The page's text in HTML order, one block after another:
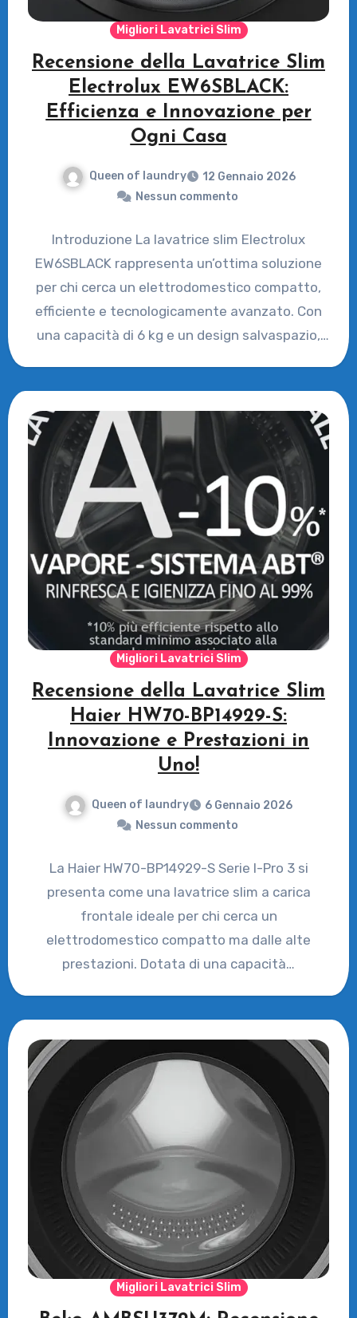
Migliori Lavatrici Slim
Recensione della Lavatrice Slim
Electrolux EW6SBLACK:
Efficienza e Innovazione per
Ogni Casa
Queen of laundry
12 Gennaio 2026
Nessun commento
Introduzione La lavatrice slim Electrolux
EW6SBLACK rappresenta un’ottima soluzione
per chi cerca un elettrodomestico compatto,
efficiente e tecnologicamente avanzato. Con
una capacità di 6 kg e un design salvaspazio,
Migliori Lavatrici Slim
Recensione della Lavatrice Slim
Haier HW70-BP14929-S:
Innovazione e Prestazioni in
Uno!
Queen of laundry
6 Gennaio 2026
Nessun commento
La Haier HW70-BP14929-S Serie I-Pro 3 si
presenta come una lavatrice slim a carica
frontale ideale per chi cerca un
elettrodomestico compatto ma dalle alte
prestazioni. Dotata di una capacità…
Migliori Lavatrici Slim